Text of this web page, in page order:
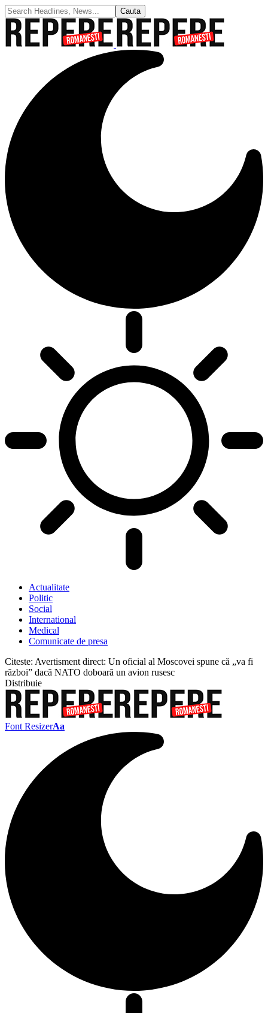
Actualitate
Politic
Social
International
Medical
Comunicate de presa
Citeste: Avertisment direct: Un oficial al Moscovei spune că „va fi
război” dacă NATO doboară un avion rusesc
Distribuie
Font ResizerAa